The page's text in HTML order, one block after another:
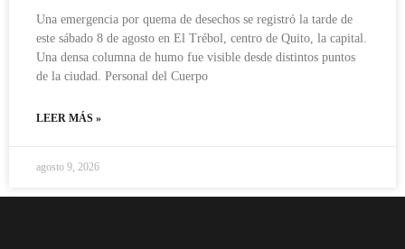
Una emergencia por quema de desechos se registró la tarde de
este sábado 8 de agosto en El Trébol, centro de Quito, la capital.
Una densa columna de humo fue visible desde distintos puntos
de la ciudad. Personal del Cuerpo
LEER MÁS »
agosto 9, 2026